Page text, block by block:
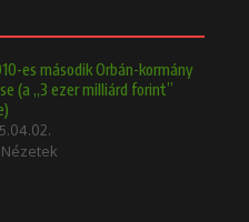
es második Orbán-kormány
(a „3 ezer milliárd forint”